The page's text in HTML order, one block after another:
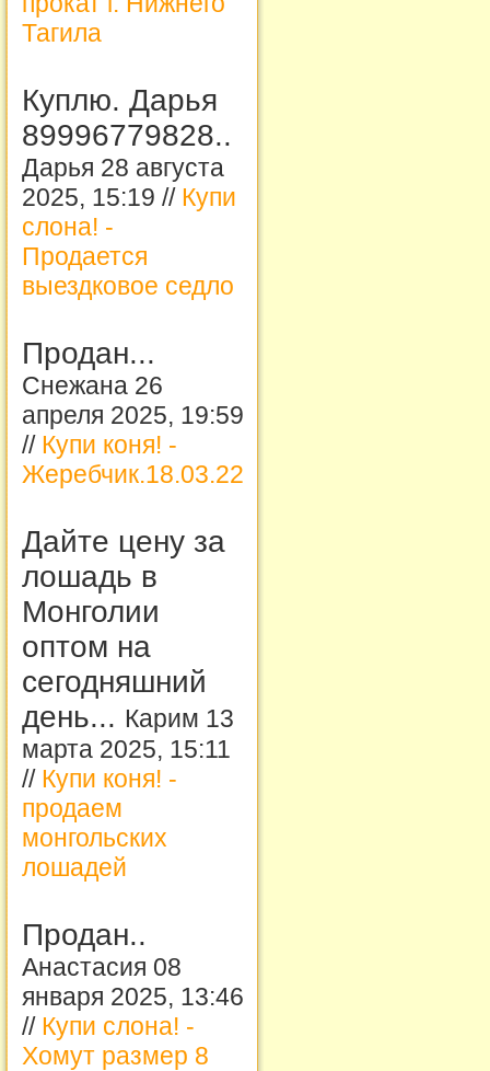
Тагила
Куплю. Дарья
89996779828..
Дарья 28 августа
2025, 15:19 // Купи
слона! -
Продается
выездковое седло
Продан...
Снежана 26
апреля 2025, 19:59
// Купи коня! -
Жеребчик.18.03.22
Дайте цену за
лошадь в
Монголии
оптом на
сегодняшний
день... Карим 13
марта 2025, 15:11
// Купи коня! -
продаем
монгольских
лошадей
Продан..
Анастасия 08
января 2025, 13:46
// Купи слона! -
Хомут размер 8